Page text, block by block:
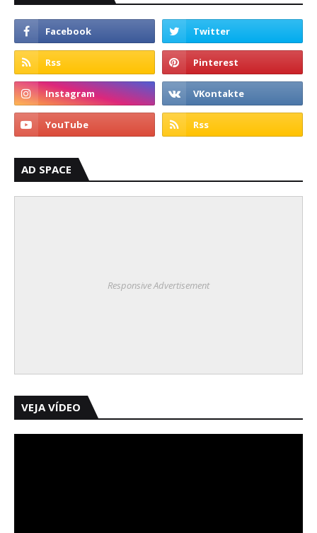
AD SPACE
Responsive Advertisement
VEJA VÍDEO